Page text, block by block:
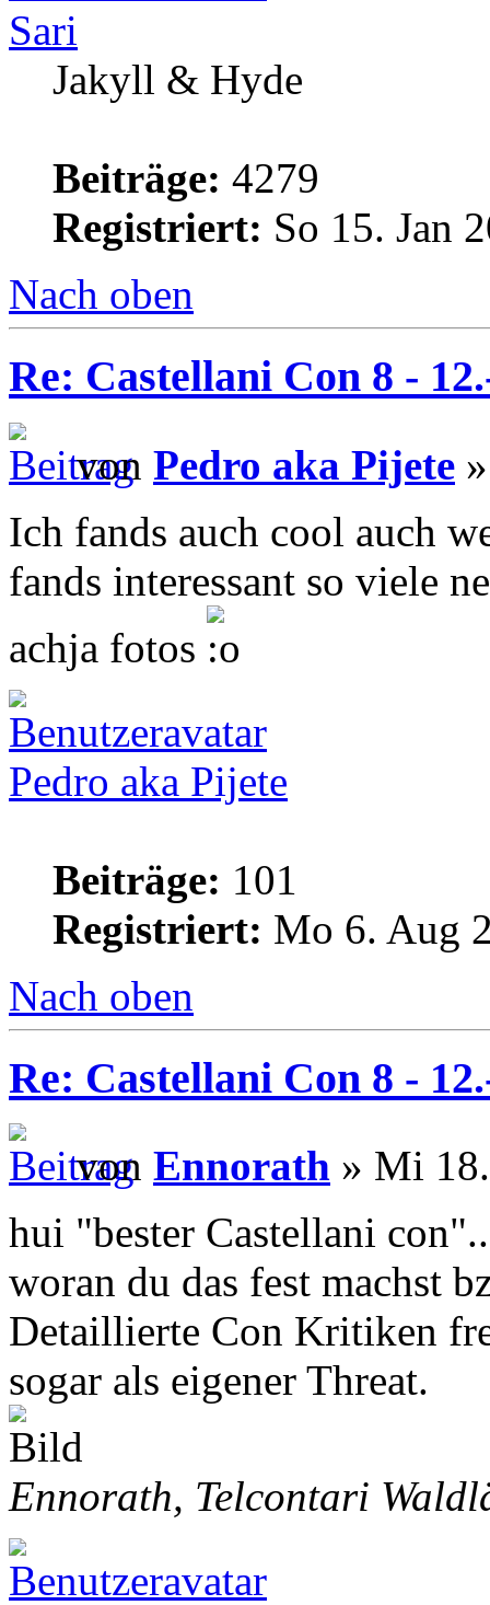
Sari
Jakyll & Hyde
Beiträge: 4279
Registriert: So 15. Jan
Nach oben
Re: Castellani Con 8 -
von Pedro aka Pijete
Ich fands auch cool auch
fands interessant so viele
achja fotos
Pedro aka Pijete
Beiträge: 101
Registriert: Mo 6. Aug
Nach oben
Re: Castellani Con 8 -
von Ennorath » Mi
hui "bester Castellani
woran du das fest machst
Detaillierte Con Kritiken
sogar als eigener Threat.
Ennorath, Telcontari